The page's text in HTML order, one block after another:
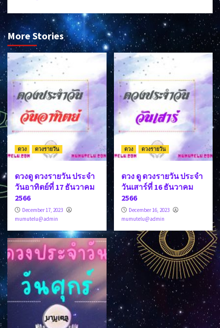
More Stories
ดวง ดวงรายวัน
ดวงดู ดวงรายวัน ประจำ
วันอาทิตย์ที่ 17 ธันวาคม
2566
December 17, 2023
mumutelu@admin
ดวง ดวงรายวัน
ดวง ดู ดวงรายวัน ประจำ
วันเสาร์ที่ 16 ธันวาคม
2566
December 16, 2023
mumutelu@admin